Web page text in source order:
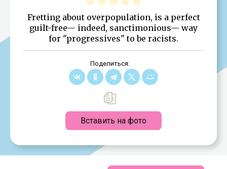
Fretting about overpopulation, is a perfect
guilt-free— indeed, sanctimonious— way
for "progressives" to be racists.
Поделиться:
Вставить на фото